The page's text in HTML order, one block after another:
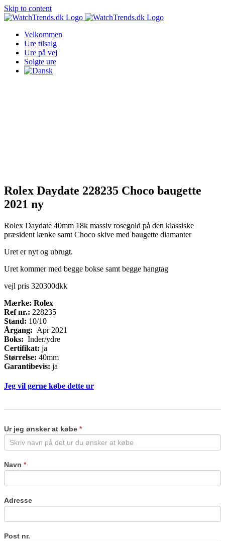
Skip to content
Velkommen
Ure tilsalg
Ure på vej
Solgte ure
Rolex Daydate 228235 Choco baugette
2021 ny
Rolex Daydate 40mm 18k massiv rosegold på den klassiske
præsident lænke samt Choco skive med baugette diamanter
Uret er nyt og ubrugt.
Uret kommer med begge bokse samt begge hangtag
vejl pris 320300dkk
Mærke: Rolex
Ref nr.: 228235
Stand: 10/10
Årgang: Apr 2021
Boks: Inder/ydre
Certifikat: ja
Størrelse: 40mm
Garantibevis: ja
Jeg vil gerne købe dette ur
Ur jeg ønsker at købe *
Navn *
Adresse
Post nr.
human,
leave
this
blank.